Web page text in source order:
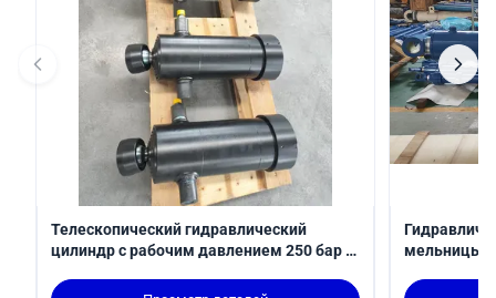
Телескопический гидравлический
цилиндр с рабочим давлением 250 бар и
робототехнике, соответствующий ISO
мельницы
положении